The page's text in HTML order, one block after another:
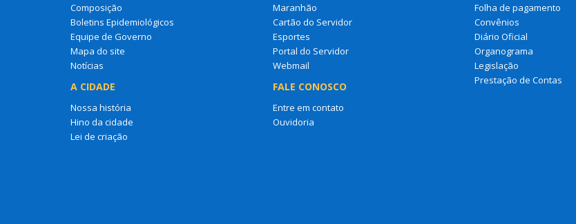
Composição
Boletins Epidemiológicos
Equipe de Governo
Mapa do site
Notícias
A CIDADE
Nossa história
Hino da cidade
Lei de criação
Maranhão
Cartão do Servidor
Esportes
Portal do Servidor
Webmail
FALE CONOSCO
Entre em contato
Ouvidoria
Folha de pagamento
Convênios
Diário Oficial
Organograma
Legislação
Prestação de Contas